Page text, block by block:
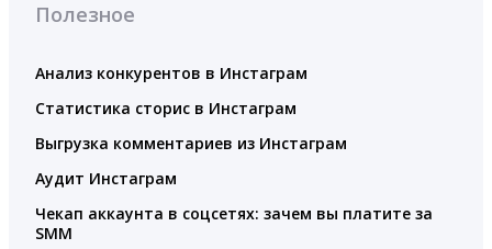
Полезное
Анализ конкурентов в Инстаграм
Статистика сторис в Инстаграм
Выгрузка комментариев из Инстаграм
Аудит Инстаграм
Чекап аккаунта в соцсетях: зачем вы платите за
SMM